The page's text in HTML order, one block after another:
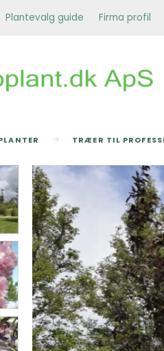
Plantevalg guide Firma profil
TRÆER TIL